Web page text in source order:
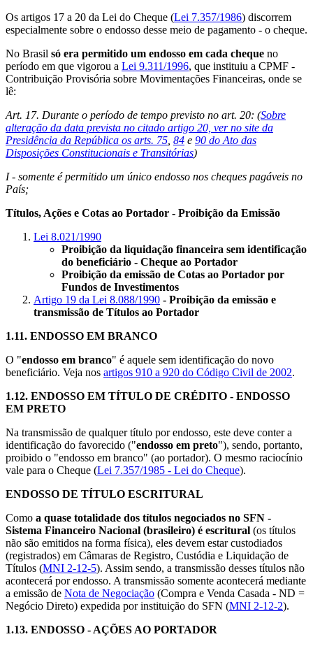
Os artigos 17 a 20 da Lei do Cheque (Lei 7.357/1986) discorrem
especialmente sobre o endosso desse meio de pagamento - o cheque.
No Brasil só era permitido um endosso em cada cheque no
período em que vigorou a Lei 9.311/1996, que instituiu a CPMF -
Contribuição Provisória sobre Movimentações Financeiras, onde se
lê:
Art. 17. Durante o período de tempo previsto no art. 20: (Sobre
alteração da data prevista no citado artigo 20, ver no site da
Presidência da República os arts. 75 84 e 90 do Ato das
Disposições Constitucionais e Transitórias)
I - somente é permitido um único endosso nos cheques pagáveis no
País;
Títulos, Ações e Cotas ao Portador - Proibição da Emissão
Lei 8.021/1990
Proibição da liquidação financeira sem identificação
do beneficiário - Cheque ao Portador
Proibição da emissão de Cotas ao Portador por
Fundos de Investimentos
Artigo 19 da Lei 8.088/1990 - Proibição da emissão e
transmissão de Títulos ao Portador
1.11. ENDOSSO EM BRANCO
O "endosso em branco" é aquele sem identificação do novo
beneficiário. Veja nos artigos 910 a 920 do Código Civil de 2002.
1.12. ENDOSSO EM TÍTULO DE CRÉDITO - ENDOSSO
EM PRETO
Na transmissão de qualquer título por endosso, este deve conter a
identificação do favorecido ("endosso em preto"), sendo, portanto,
proibido o "endosso em branco" (ao portador). O mesmo raciocínio
vale para o Cheque (Lei 7.357/1985 - Lei do Cheque).
ENDOSSO DE TÍTULO ESCRITURAL
Como a quase totalidade dos títulos negociados no SFN -
Sistema Financeiro Nacional (brasileiro) é escritural (os títulos
não são emitidos na forma física), eles devem estar custodiados
(registrados) em Câmaras de Registro, Custódia e Liquidação de
Títulos (MNI 2-12-5). Assim sendo, a transmissão desses títulos não
acontecerá por endosso. A transmissão somente acontecerá mediante
a emissão de Nota de Negociação (Compra e Venda Casada - ND =
Negócio Direto) expedida por instituição do SFN (MNI 2-12-2).
1.13. ENDOSSO - AÇÕES AO PORTADOR